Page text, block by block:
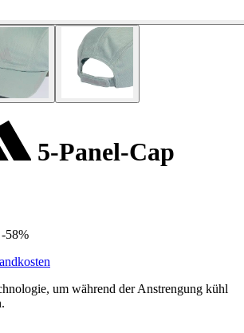
5-Panel-Cap
-58%
um während der Anstrengung kühl